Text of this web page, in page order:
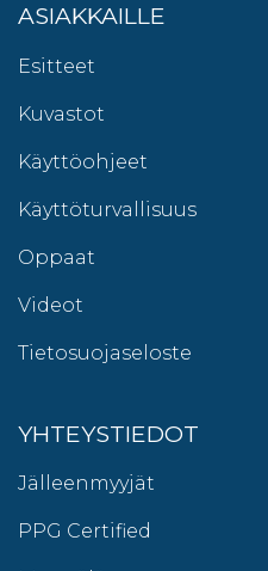
ASIAKKAILLE
Esitteet
Kuvastot
Käyttöohjeet
Käyttöturvallisuus
Oppaat
Videot
Tietosuojaseloste
YHTEYSTIEDOT
Jälleenmyyjät
PPG Certified